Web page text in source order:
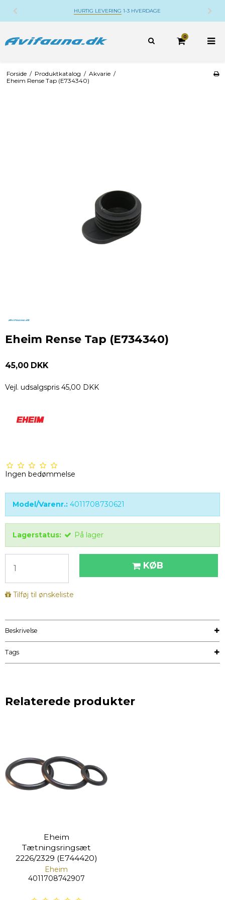
HURTIG LEVERING 1-3 HVERDAGE
0
Forside / Produktkatalog / Akvarie /
Eheim Rense Tap (E734340)
Eheim Rense Tap (E734340)
45,00 DKK
Vejl. udsalgspris 45,00 DKK
Ingen bedømmelse
Model/Varenr.: 4011708730621
Lagerstatus: På lager
KØB
Tilføj til ønskeliste
Beskrivelse
Tags
Relaterede produkter
Eheim
Tætningsringsæt
2226/2329 (E744420)
Eheim
4011708742907